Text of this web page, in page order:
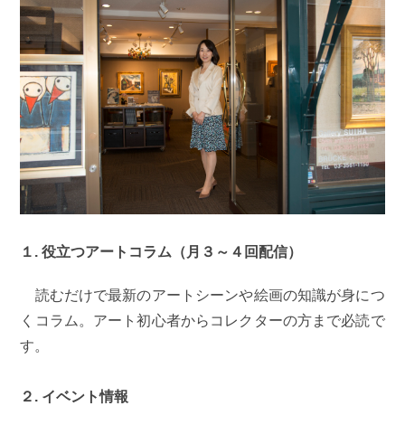
１. 役立つアートコラム（月３～４回配信）
読むだけで最新のアートシーンや絵画の知識が身につ
くコラム。アート初心者からコレクターの方まで必読で
す。
２. イベント情報